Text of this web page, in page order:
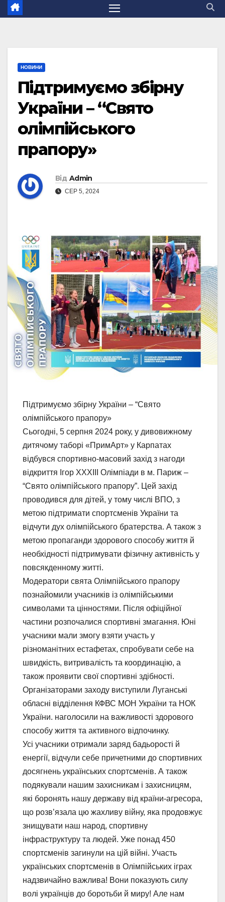
НОВИНИ
Підтримуємо збірну
України – “Свято
олімпійського
прапору»
Від Admin
СЕР 5, 2024
Підтримуємо збірну України – “Свято
олімпійського прапору»
Сьогодні, 5 серпня 2024 року, у дивовижному
дитячому таборі «ПримАрт» у Карпатах
відбувся спортивно-масовий захід з нагоди
відкриття Ігор ХХХІІІ Олімпіади в м. Париж –
“Свято олімпійського прапору”. Цей захід
проводився для дітей, у тому числі ВПО, з
метою підтримати спортсменів України та
відчути дух олімпійського братерства. А також з
метою пропаганди здорового способу життя й
необхідності підтримувати фізичну активність у
повсякденному житті.
Модератори свята Олімпійського прапору
познайомили учасників із олімпійськими
символами та цінностями. Після офіційної
частини розпочалися спортивні змагання. Юні
учасники мали змогу взяти участь у
різноманітних естафетах, спробувати себе на
швидкість, витривалість та координацію, а
також проявити свої спортивні здібності.
Організаторами заходу виступили Луганські
обласні відділення КФВС МОН України та НОК
України. наголосили на важливості здорового
способу життя та активного відпочинку.
Усі учасники отримали заряд бадьорості й
енергії, відчули себе причетними до спортивних
досягнень українських спортсменів. А також
подякували нашим захисникам і захисницям,
які боронять нашу державу від країни-агресора,
що розв’язала цю жахливу війну, яка продовжує
знищувати наш народ, спортивну
інфраструктуру та людей. Уже понад 450
спортсменів загинули на цій війні. Участь
українських спортсменів в Олімпійських іграх
надзвичайно важлива! Вони показують силу
волі українців до боротьби й миру! Але нам